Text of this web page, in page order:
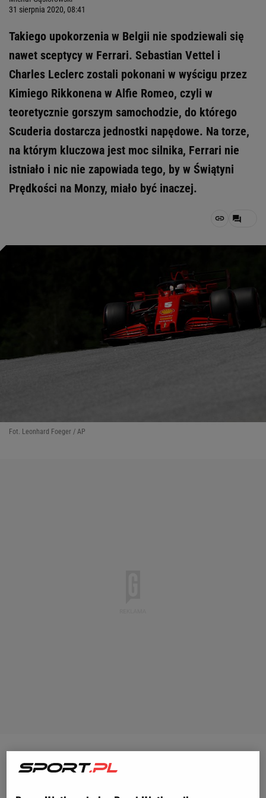
31 sierpnia 2020, 08:41
Takiego upokorzenia w Belgii nie spodziewali się
nawet sceptycy w Ferrari. Sebastian Vettel i
Charles Leclerc zostali pokonani w wyścigu przez
Kimiego Rikkonena w Alfie Romeo, czyli w
teoretycznie gorszym samochodzie, do którego
Scuderia dostarcza jednostki napędowe. Na torze,
na którym kluczowa jest moc silnika, Ferrari nie
istniało i nic nie zapowiada tego, by w Świątyni
Prędkości na Monzy, miało być inaczej.
Fot. Leonhard Foeger / AP
Na torze, na którym rok wcześniej
pierwsze dwa miejsca w kwalifikacjach i wygrało